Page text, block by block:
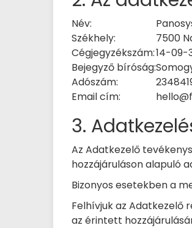
Név:
Székhely:
7500
Cégjegyzékszám:14-09-
Bejegyző bíróság:
Adószám:
Email cím:
3.
Az Adatkezelő
hozzájáruláson alapuló
Bizonyos esetekben a
Felhívjuk az Adatkezelő
az érintett